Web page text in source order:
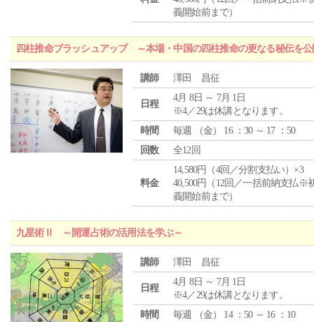
義開始前まで）
四柱推命ブラッシュアップ ～本場・中国の四柱推命の更なる秘伝を
講師 澤田 昌征
日程
4月 8日 ～ 7月 1日
※4／29は休講となります。
時間
毎週 （金） 16 ：30 ～ 17 ：50
回数
全12回
料金
14,580円（4回／分割支払い）×3
40,500円（12回／一括前納支払※
義開始前まで）
九星術Ⅱ ～開運占術の活用法を学ぶ～
講師 澤田 昌征
日程
4月 8日 ～ 7月 1日
※4／29は休講となります。
時間
毎週 （金） 14 ：50 ～ 16 ：10